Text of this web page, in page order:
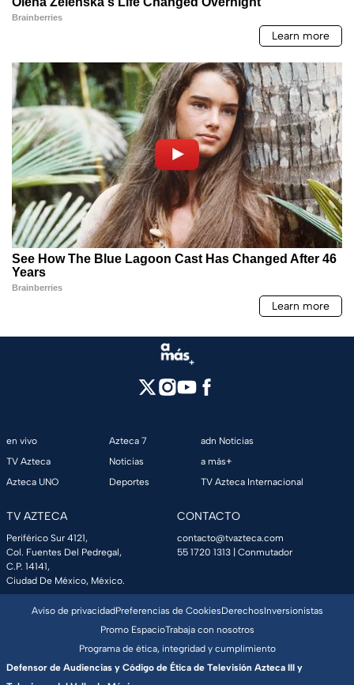
en vivo
TV Azteca
Azteca UNO
Azteca 7
Noticias
Deportes
adn Noticias
a más+
TV Azteca Internacional
TV AZTECA
Periférico Sur 4121,
Col. Fuentes Del Pedregal,
C.P. 14141,
Ciudad De México, México.
CONTACTO
contacto@tvazteca.com
55 1720 1313 | Conmutador
Aviso de privacidadPreferencias de CookiesDerechosInversionistas
Promo EspacioTrabaja con nosotros
Programa de ética, integridad y cumplimiento
Defensor de Audiencias y Código de Ética de Televisión Azteca III y